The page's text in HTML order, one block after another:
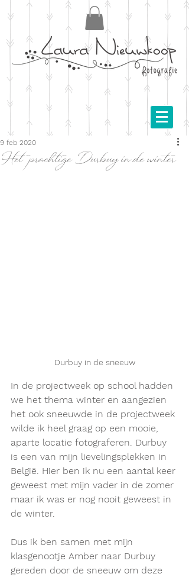
Het prachtige Durbuy in de winter
9 feb 2020
Durbuy in de sneeuw
In de projectweek op school hadden
we het thema winter en aangezien
het ook sneeuwde in de projectweek
wilde ik heel graag op een mooie,
aparte locatie fotograferen. Durbuy
is een van mijn lievelingsplekken in
België. Hier ben ik nu een aantal keer
geweest met mijn vader in de zomer
maar ik was er nog nooit geweest in
de winter.
Dus ik ben samen met mijn
klasgenootje Amber naar Durbuy
gereden door de sneeuw om deze